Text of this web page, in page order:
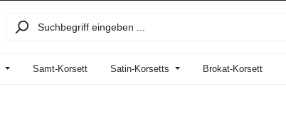
Samt-Korsett Satin-Korsetts Brokat-Korsett